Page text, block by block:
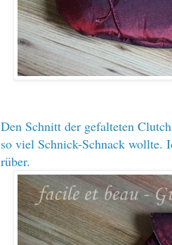
Den Schnitt der gefalteten
so viel Schnick-Schnack wollte.
rüber.